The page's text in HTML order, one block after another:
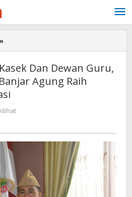
»
All
Kasek
Dan
Dewan
Jadikan
1
Banjar
Agung
Raih
Segudang
Prestasi
Dan Dewan Guru,
Agung Raih